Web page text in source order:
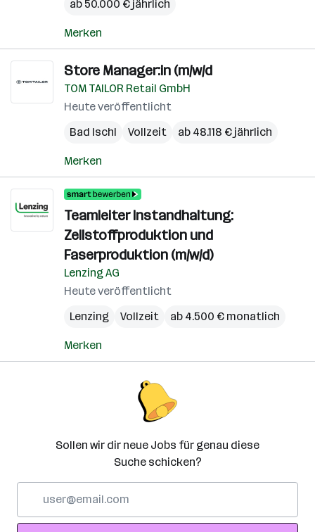
ab 50.000 € jährlich
Merken
Store Manager:in (m/w/d
TOM TAILOR Retail GmbH
Heute veröffentlicht
Bad Ischl
Vollzeit ab 48.118 € jährlich
Merken
Teamleiter Instandhaltung:
Zellstoffproduktion und
Faserproduktion (m/w/d)
Lenzing AG
Heute veröffentlicht
Lenzing
Vollzeit ab 4.500 € monatlich
Merken
Sollen wir dir neue Jobs für genau diese
Suche schicken?
Adresse